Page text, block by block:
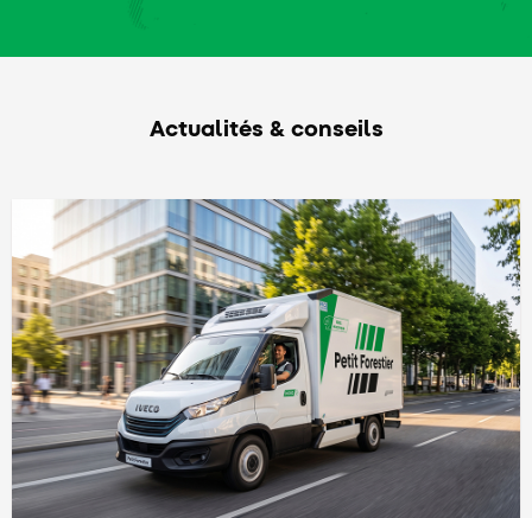
Actualités & conseils